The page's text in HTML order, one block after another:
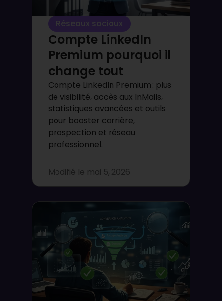
Réseaux sociaux
Compte LinkedIn
Premium pourquoi il
change tout
Compte LinkedIn Premium : plus
de visibilité, accès aux InMails,
statistiques avancées et outils
pour booster carrière,
prospection et réseau
professionnel.
Modifié le mai 5, 2026